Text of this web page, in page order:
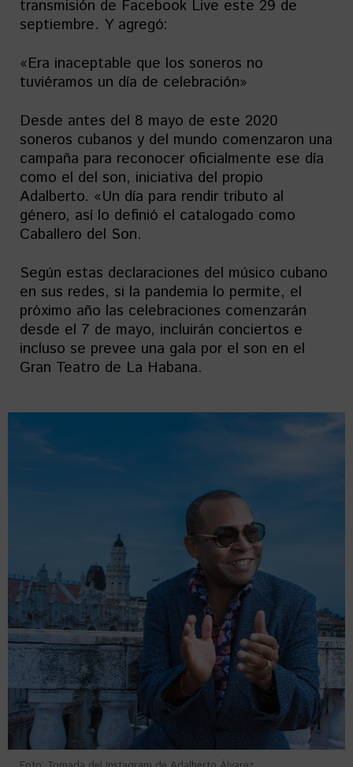
transmisión de Facebook Live este 29 de
septiembre. Y agregó:
«Era inaceptable que los soneros no
tuviéramos un día de celebración»
Desde antes del 8 mayo de este 2020
soneros cubanos y del mundo comenzaron una
campaña para reconocer oficialmente ese día
como el del son, iniciativa del propio
Adalberto. «Un día para rendir tributo al
género, así lo definió el catalogado como
Caballero del Son.
Según estas declaraciones del músico cubano
en sus redes, si la pandemia lo permite, el
próximo año las celebraciones comenzarán
desde el 7 de mayo, incluirán conciertos e
incluso se prevee una gala por el son en el
Gran Teatro de La Habana.